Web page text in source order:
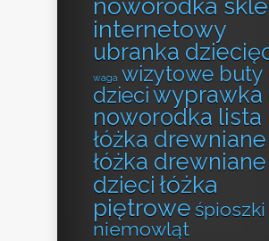
internetowy
ubranka
waga wizytowe buty
dzieciwyprawka
noworodka lista
łóżka drewniane
łóżka
dzieci łóżka
piętrowe śpioszki
niemowląt